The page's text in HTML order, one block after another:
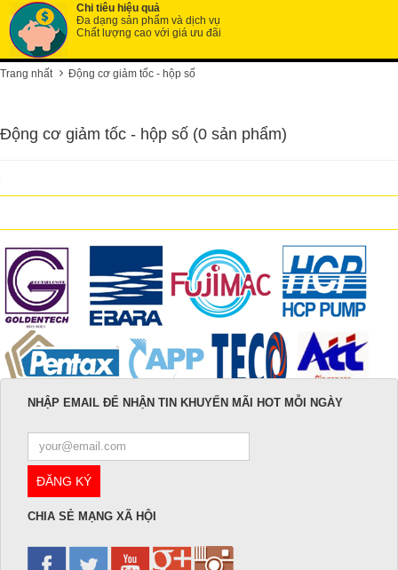
Chi tiêu hiệu quả
Đa dạng sản phẩm và dịch vụ
Chất lượng cao với giá ưu đãi
Trang nhất Động cơ giảm tốc - hộp số
Động cơ giảm tốc - hộp số (0 sản phẩm)
NHẬP EMAIL ĐỂ NHẬN TIN KHUYẾN MÃI HOT MỖI NGÀY
CHIA SẺ MẠNG XÃ HỘI